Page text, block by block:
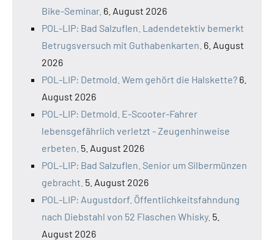
Bike-Seminar. 6. August 2026
POL-LIP: Bad Salzuflen. Ladendetektiv bemerkt
Betrugsversuch mit Guthabenkarten. 6. August
2026
POL-LIP: Detmold. Wem gehört die Halskette? 6.
August 2026
POL-LIP: Detmold. E-Scooter-Fahrer
lebensgefährlich verletzt - Zeugenhinweise
erbeten. 5. August 2026
POL-LIP: Bad Salzuflen. Senior um Silbermünzen
gebracht. 5. August 2026
POL-LIP: Augustdorf. Öffentlichkeitsfahndung
nach Diebstahl von 52 Flaschen Whisky. 5.
August 2026